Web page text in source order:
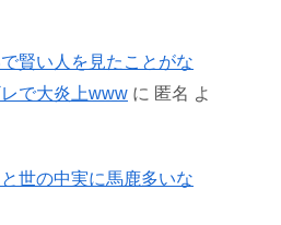
賢い人を見たことがな
で大炎上www に 匿名 よ
世の中実に馬鹿多いな